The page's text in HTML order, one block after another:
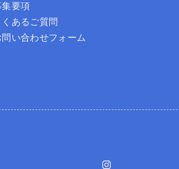
集要項
くあるご質問
問い合わせフォーム